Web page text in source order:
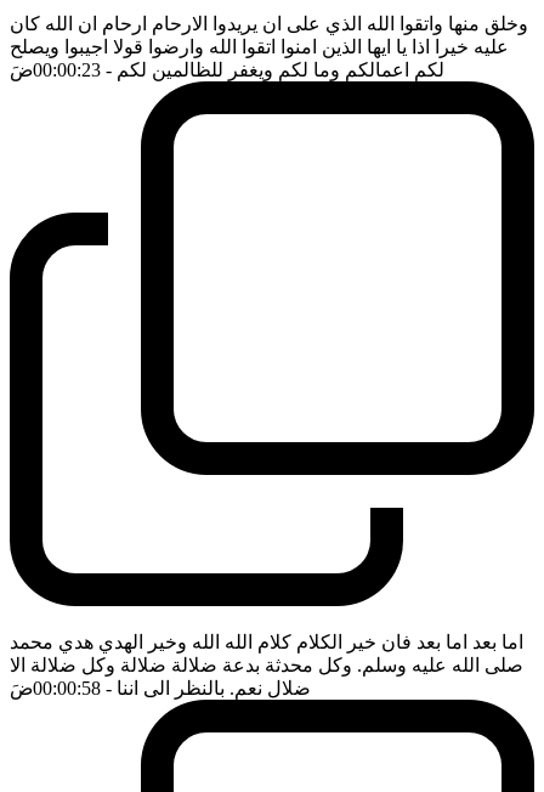
وخلق منها واتقوا الله الذي على ان يريدوا الارحام ارحام ان الله كان
عليه خيرا اذا يا ايها الذين امنوا اتقوا الله وارضوا قولا اجيبوا ويصلح
لكم اعمالكم وما لكم ويغفر للظالمين لكم - 00:00:23 ضَ
اما بعد اما بعد فان خير الكلام كلام الله الله وخير الهدي هدي محمد
صلى الله عليه وسلم. وكل محدثة بدعة ضلالة ضلالة وكل ضلالة الا
ضلال نعم. بالنظر الى اننا - 00:00:58 ضَ